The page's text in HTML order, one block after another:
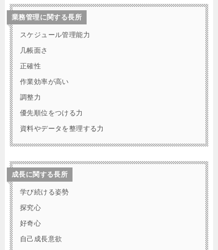
業務管理に関する長所
スケジュール管理能力
几帳面さ
正確性
作業効率が高い
調整力
優先順位をつける力
資料やデータを整理する力
成長に関する長所
学び続ける姿勢
探究心
好奇心
自己成長意欲